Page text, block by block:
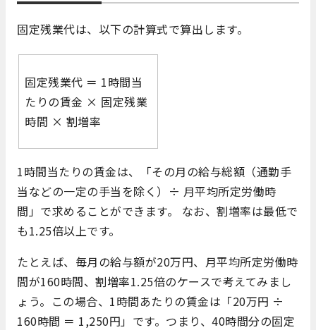
固定残業代は、以下の計算式で算出します。
固定残業代 ＝ 1時間当
たりの賃金 × 固定残業
時間 × 割増率
1時間当たりの賃金は、「その月の給与総額（通勤手
当などの一定の手当を除く）÷ 月平均所定労働時
間」で求めることができます。 なお、割増率は最低で
も1.25倍以上です。
たとえば、毎月の給与額が20万円、月平均所定労働時
間が160時間、割増率1.25倍のケースで考えてみまし
ょう。この場合、1時間あたりの賃金は「20万円 ÷
160時間 ＝ 1,250円」です。つまり、40時間分の固定